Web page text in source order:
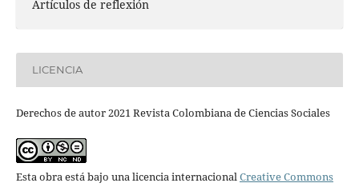
Artículos de reflexión
LICENCIA
Derechos de autor 2021 Revista Colombiana de Ciencias Sociales
Esta obra está bajo una licencia internacionalCreative Commons